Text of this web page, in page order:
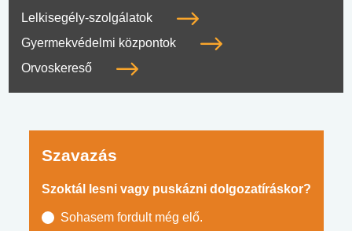
Lelkisegély-szolgálatok
Gyermekvédelmi központok
Orvoskereső
Szavazás
Szoktál lesni vagy puskázni dolgozatíráskor?
Sohasem fordult még elő.